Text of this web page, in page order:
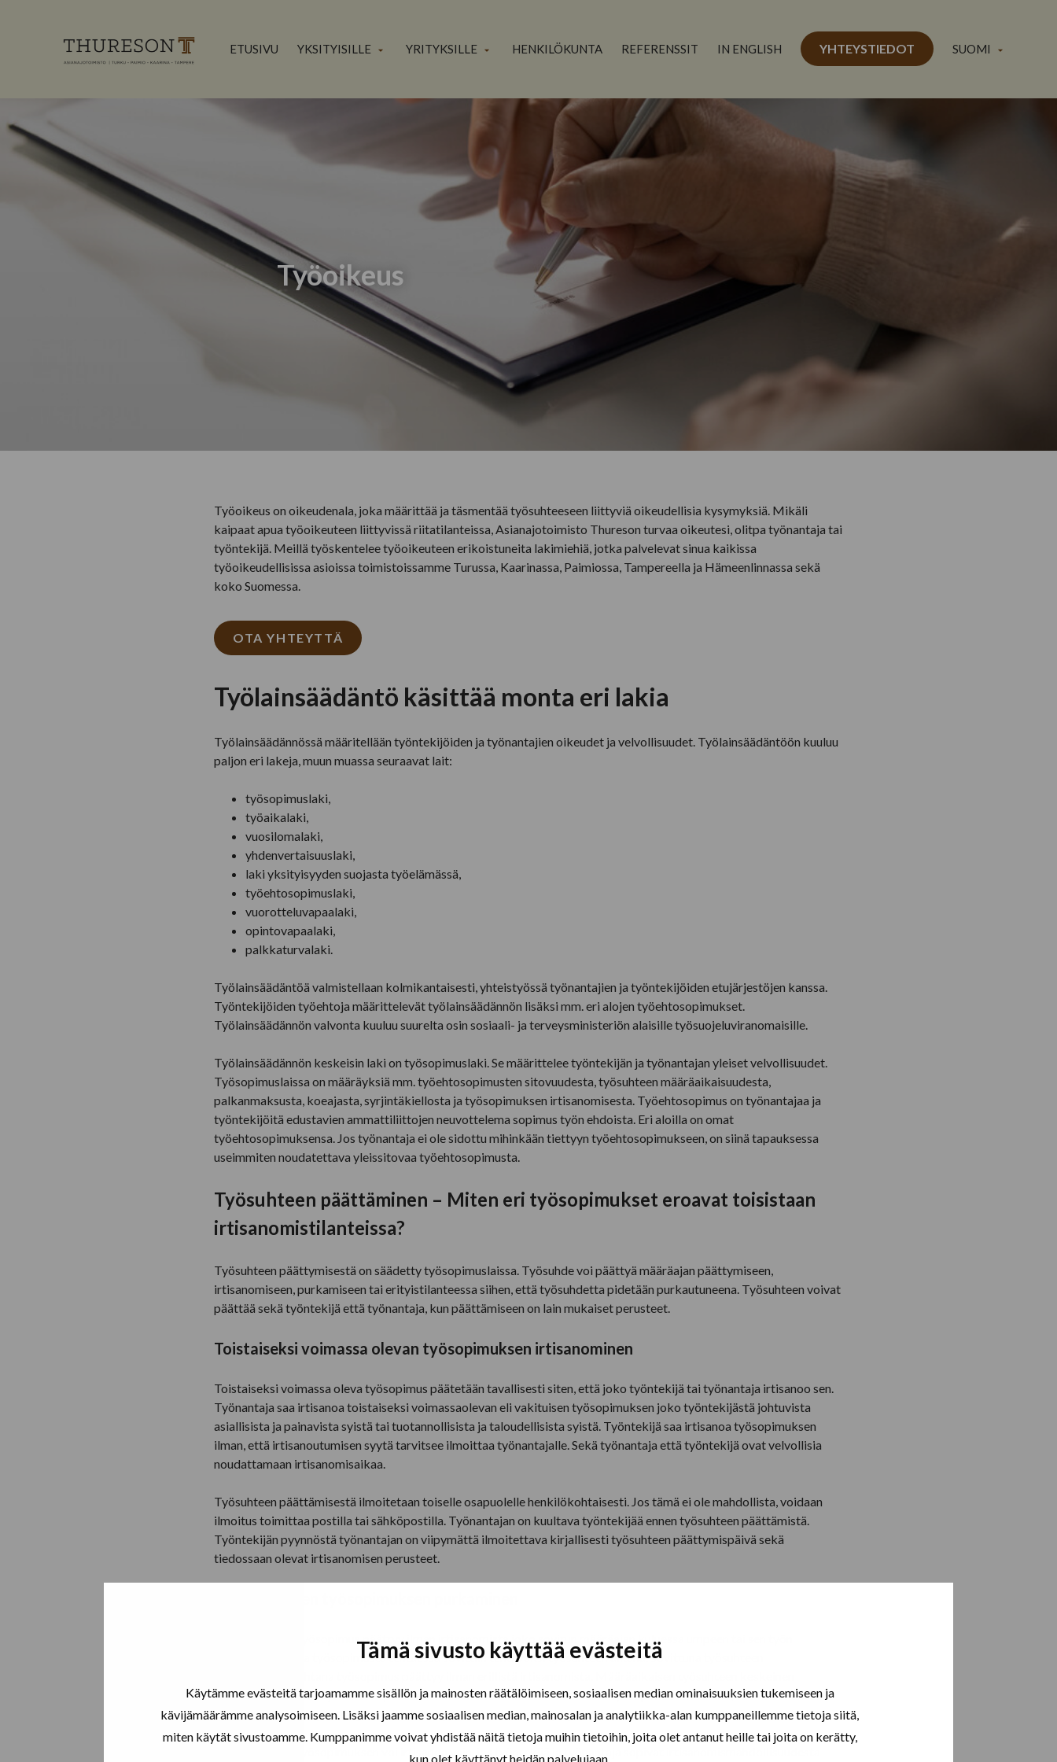
Tämä sivusto käyttää evästeitä
Käytämme evästeitä tarjoamamme sisällön ja mainosten räätälöimiseen, sosiaalisen median ominaisuuksien tukemiseen ja
kävijämäärämme analysoimiseen. Lisäksi jaamme sosiaalisen median, mainosalan ja analytiikka-alan kumppaneillemme tietoja siitä,
miten käytät sivustoamme. Kumppanimme voivat yhdistää näitä tietoja muihin tietoihin, joita olet antanut heille tai joita on kerätty,
kun olet käyttänyt heidän palvelujaan.
ETUSIVU YKSITYISILLE YRITYKSILLE HENKILÖKUNTA REFERENSSIT IN ENGLISH YHTEYSTIEDOT SUOMI
Työoikeus
Työoikeus on oikeudenala, joka määrittää ja täsmentää työsuhteeseen liittyviä oikeudellisia kysymyksiä. Mikäli
kaipaat apua työoikeuteen liittyvissä riitatilanteissa, Asianajotoimisto Thureson turvaa oikeutesi, olitpa työnantaja tai
työntekijä. Meillä työskentelee työoikeuteen erikoistuneita lakimiehiä, jotka palvelevat sinua kaikissa
työoikeudellisissa asioissa toimistoissamme Turussa, Kaarinassa, Paimiossa, Tampereella ja Hämeenlinnassa sekä
koko Suomessa.
OTA YHTEYTTÄ
Työlainsäädäntö käsittää monta eri lakia
Työlainsäädännössä määritellään työntekijöiden ja työnantajien oikeudet ja velvollisuudet. Työlainsäädäntöön kuuluu
paljon eri lakeja, muun muassa seuraavat lait:
työsopimuslaki,
työaikalaki,
vuosilomalaki,
yhdenvertaisuuslaki,
laki yksityisyyden suojasta työelämässä,
työehtosopimuslaki,
vuorotteluvapaalaki,
opintovapaalaki,
palkkaturvalaki.
Työlainsäädäntöä valmistellaan kolmikantaisesti, yhteistyössä työnantajien ja työntekijöiden etujärjestöjen kanssa.
Työntekijöiden työehtoja määrittelevät työlainsäädännön lisäksi mm. eri alojen työehtosopimukset.
Työlainsäädännön valvonta kuuluu suurelta osin sosiaali- ja terveysministeriön alaisille työsuojeluviranomaisille.
Työlainsäädännön keskeisin laki on työsopimuslaki. Se määrittelee työntekijän ja työnantajan yleiset velvollisuudet.
Työsopimuslaissa on määräyksiä mm. työehtosopimusten sitovuudesta, työsuhteen määräaikaisuudesta,
palkanmaksusta, koeajasta, syrjintäkiellosta ja työsopimuksen irtisanomisesta. Työehtosopimus on työnantajaa ja
työntekijöitä edustavien ammattiliittojen neuvottelema sopimus työn ehdoista. Eri aloilla on omat
työehtosopimuksensa. Jos työnantaja ei ole sidottu mihinkään tiettyyn työehtosopimukseen, on siinä tapauksessa
useimmiten noudatettava yleissitovaa työehtosopimusta.
Työsuhteen päättäminen – Miten eri työsopimukset eroavat toisistaan
irtisanomistilanteissa?
Työsuhteen päättymisestä on säädetty työsopimuslaissa. Työsuhde voi päättyä määräajan päättymiseen,
irtisanomiseen, purkamiseen tai erityistilanteessa siihen, että työsuhdetta pidetään purkautuneena. Työsuhteen voivat
päättää sekä työntekijä että työnantaja, kun päättämiseen on lain mukaiset perusteet.
Toistaiseksi voimassa olevan työsopimuksen irtisanominen
Toistaiseksi voimassa oleva työsopimus päätetään tavallisesti siten, että joko työntekijä tai työnantaja irtisanoo sen.
Työnantaja saa irtisanoa toistaiseksi voimassaolevan eli vakituisen työsopimuksen joko työntekijästä johtuvista
asiallisista ja painavista syistä tai tuotannollisista ja taloudellisista syistä. Työntekijä saa irtisanoa työsopimuksen
ilman, että irtisanoutumisen syytä tarvitsee ilmoittaa työnantajalle. Sekä työnantaja että työntekijä ovat velvollisia
noudattamaan irtisanomisaikaa.
Työsuhteen päättämisestä ilmoitetaan toiselle osapuolelle henkilökohtaisesti. Jos tämä ei ole mahdollista, voidaan
ilmoitus toimittaa postilla tai sähköpostilla. Työnantajan on kuultava työntekijää ennen työsuhteen päättämistä.
Työntekijän pyynnöstä työnantajan on viipymättä ilmoitettava kirjallisesti työsuhteen päättymispäivä sekä
tiedossaan olevat irtisanomisen perusteet.
valmistuttua, joka työsopimusta tehtäessä sovittiin tehtäväksi työsuhteen aikana. Sovittuna työsuhteen
ominaisuus on, ettei työsuhteen päättäminen irtisanomalla ole mahdollista työsopimuksen aikana, vaan se takaa sekä
työnantajalla että työntekijälle työsuhteen jatkumisen sovitun ajanjakson ajan.